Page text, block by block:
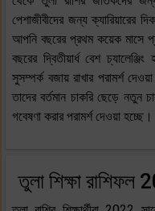
পেশাজীবীদের জন্য ক্যারিয়ারের
আপনি বছরের প্রথম কয়েক মাসে
বছরের দ্বিতীয়ার্ধ বেশ
সুসম্পর্ক বজায় রাখার পরামর্শ
তাদের বর্তমান চাকরি ছেড়ে নতুন
গবেষণা করার পরামর্শ দেওয়া হচ্ছে।
তুলা শিক্ষা রাশিফল